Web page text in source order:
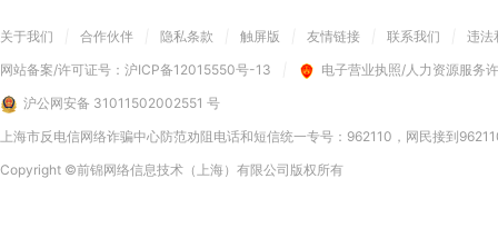
关于我们 合作伙伴 隐私条款 触屏版 友情链接 联系我们
违法
网站备案/许可证号： 沪ICP备12015550号-13
电子营业执照/人力资源服务
沪公网安备 31011502002551 号
上海市反电信网络诈骗中心防范劝阻电话和短信统一专号：962110，网民接到
Copyright ©前锦网络信息技术（上海）有限公司 版权所有